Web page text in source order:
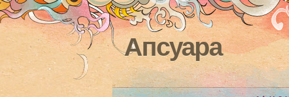
Апсуара